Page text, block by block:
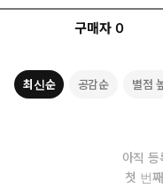
리되어 있는데, 이 부분은
다른 어느 곳보다 나는 “
너희들에게 말했다”는 식
에서 제공했던 정보를 통
에 있다. 결국 이 주석의
구매자 0
최신순 공감순 별점
아직
첫 번